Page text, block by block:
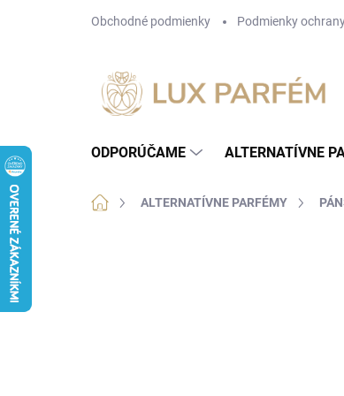
Obchodné podmienky Podmienky
ODPORÚČAME ALTERNATÍVNE
DomovALTERNATÍVNE PARFÉMY